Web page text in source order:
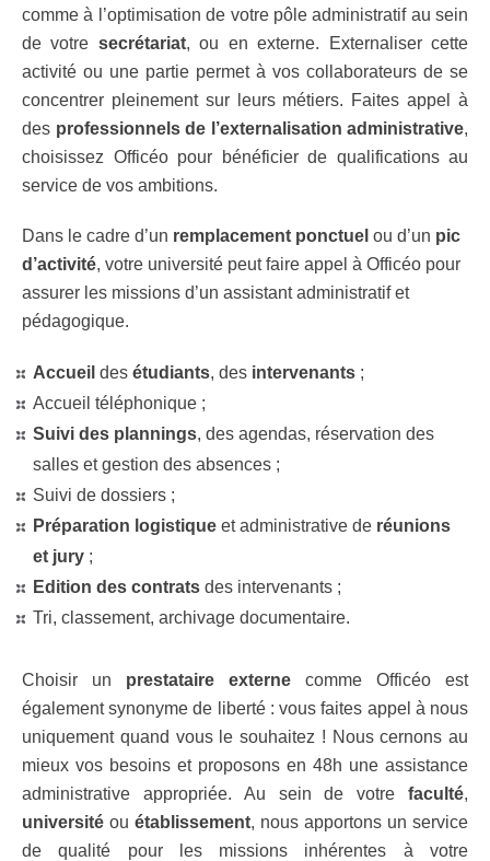
comme à l’optimisation de votre pôle administratif au sein
de votre secrétariat, ou en externe. Externaliser cette
activité ou une partie permet à vos collaborateurs de se
concentrer pleinement sur leurs métiers. Faites appel à
des professionnels de l’externalisation administrative,
choisissez Officéo pour bénéficier de qualifications au
service de vos ambitions.
Dans le cadre d’un remplacement ponctuel ou d’un pic
d’activité, votre université peut faire appel à Officéo pour
assurer les missions d’un assistant administratif et
pédagogique.
Accueil des étudiants, des intervenants ;
Accueil téléphonique ;
Suivi des plannings, des agendas, réservation des
salles et gestion des absences ;
Suivi de dossiers ;
Préparation logistique et administrative de réunions
et jury ;
Edition des contrats des intervenants ;
Tri, classement, archivage documentaire.
Choisir un prestataire externe comme Officéo est
également synonyme de liberté : vous faites appel à nous
uniquement quand vous le souhaitez ! Nous cernons au
mieux vos besoins et proposons en 48h une assistance
administrative appropriée. Au sein de votre faculté,
université ou établissement, nous apportons un service
de qualité pour les missions inhérentes à votre